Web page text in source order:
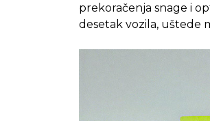
prekoračenja snage i
desetak vozila, uštede